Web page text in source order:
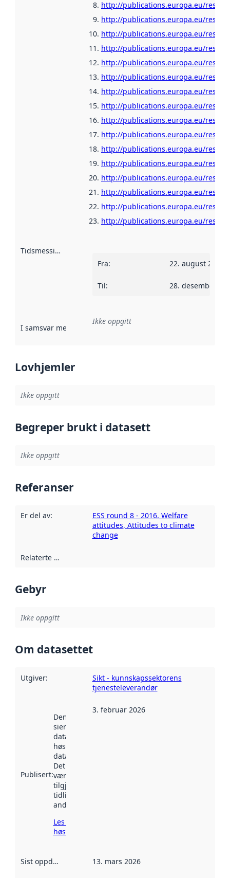
http://publications.europa.eu/
http://publications.europa.eu/
http://publications.europa.eu/
http://publications.europa.eu/
http://publications.europa.eu/
http://publications.europa.eu/
http://publications.europa.eu/
http://publications.europa.eu/
http://publications.europa.eu/
http://publications.europa.eu/
http://publications.europa.eu/
http://publications.europa.eu/
http://publications.europa.eu/
http://publications.europa.eu/
http://publications.europa.eu/
http://publications.europa.eu/
Tidsmessig avgrensning
Fra: 22. august 2016
Til: 28. desember
I samsvar med Referanse til en implementasjonsregel
Ikke oppgitt
Lovhjemler
Ikke oppgitt
Begreper brukt i datasett
Ikke oppgitt
Referanser
Er del av:
ESS round 8 - 2016. Welfare
attitudes, Attitudes to climate
change
Relaterte ressurser
Gebyr
Ikke oppgitt
Om datasettet
Utgiver:
Sikt - kunnskapssektorens
tjenesteleverandør
Publisert:
Denne datoen
sier når
datasettet ble
høstet av
data.norge.no.
Det kan ha
vært
tilgjengelig
tidligere
andre steder.
Les mer om
høsting her
3. februar 2026
Sist oppdatert 13. mars 2026